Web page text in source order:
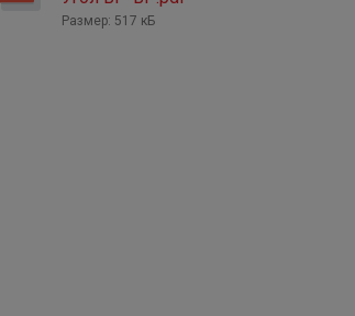
Размер: 517 кБ